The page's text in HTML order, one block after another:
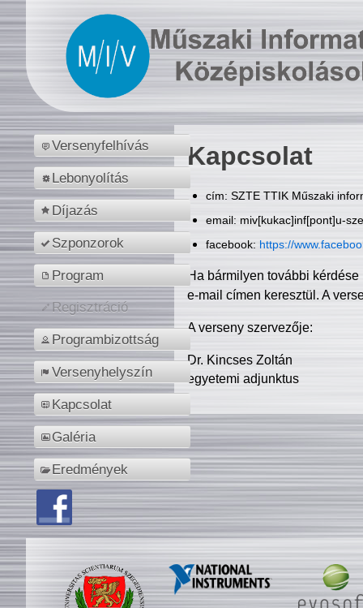
Versenyfelhívás
Lebonyolítás
Díjazás
Szponzorok
Program
Regisztráció
Programbizottság
Versenyhelyszín
Kapcsolat
Galéria
Eredmények
Kapcsolat
cím: SZTE TTIK Műszaki
email: miv[kukac]inf[pont]u-
facebook: https://
Ha bármilyen további
e-mail címen keresztül. A
A verseny szervezője:
Dr. Kincses Zoltán
egyetemi adjunktus